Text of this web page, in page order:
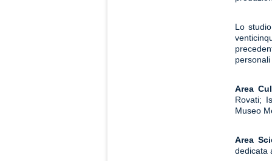
Lo
Area
Rovati;
Museo
Area
dedicata